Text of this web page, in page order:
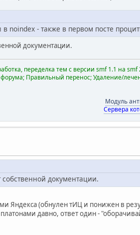
noindex - также в первом посте
документации.
переделка тем с версии smf 1.1 на smf
Правильный перенос; Удаление/
Модуль
Сервера
документации.
Яндекса (обнулен тИЦ и понижен в
давно, ответ один -